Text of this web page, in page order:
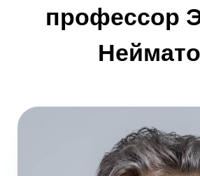
профессор